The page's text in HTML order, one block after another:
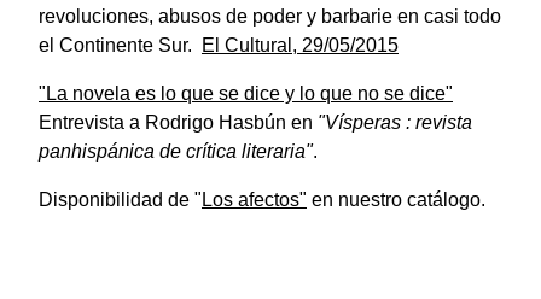
revoluciones, abusos de poder y barbarie en casi todo
el Continente Sur.
El Cultural, 29/05/2015
"La novela es lo que se dice y lo que no se dice"
Entrevista a Rodrigo Hasbún en "Vísperas : revista
panhispánica de crítica literaria".
Disponibilidad de " Los afectos" en nuestro catálogo.